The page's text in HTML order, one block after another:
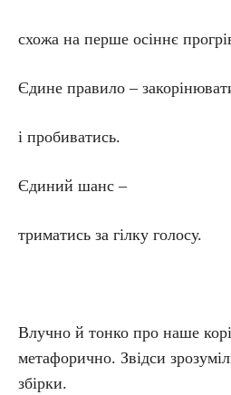
схожа на перше осіннє
Єдине правило –
і пробиватись.
Єдиний шанс –
триматись за гілку голосу.
Влучно й тонко про наше
метафорично. Звідси
збірки.